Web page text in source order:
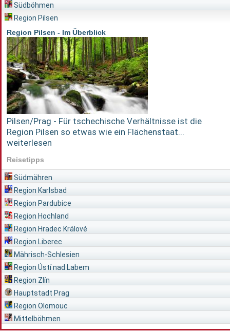
Südböhmen
Region Pilsen
Region Pilsen - Im Überblick
Pilsen/Prag - Für tschechische Verhältnisse ist die
Region Pilsen so etwas wie ein Flächenstaat...
weiterlesen
Reisetipps
Südmähren
Region Karlsbad
Region Pardubice
Region Hochland
Region Hradec Králové
Region Liberec
Mährisch-Schlesien
Region Ústí nad Labem
Region Zlín
Hauptstadt Prag
Region Olomouc
Mittelböhmen